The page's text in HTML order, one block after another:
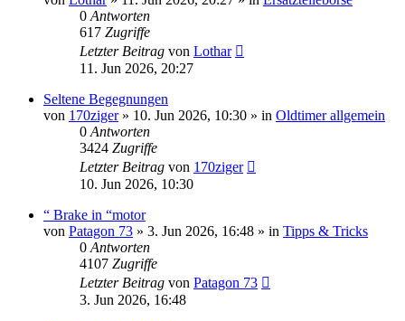
0 Antworten
617 Zugriffe
Letzter Beitrag von Lothar
11. Jun 2026, 20:27
Seltene Begegnungen
von 170ziger» 10. Jun 2026, 10:30 » in Oldtimer allgemein
0 Antworten
3424 Zugriffe
Letzter Beitrag von 170ziger
10. Jun 2026, 10:30
“ Brake in “motor
von Patagon 73 » 3. Jun 2026, 16:48 » in Tipps & Tricks
0 Antworten
4107 Zugriffe
Letzter Beitrag von Patagon 73
3. Jun 2026, 16:48